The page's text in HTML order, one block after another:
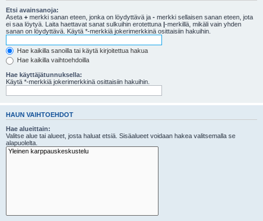
Etsi avainsanoja:
Aseta + merkki sanan eteen, jonka on löydyttävä ja - merkki sellaisen sanan eteen, jota
ei saa löytyä. Laita haettavat sanat sulkuihin erotettuna |-merkillä, mikäli vain yhden
sanan on löydyttävä. Käytä *-merkkiä jokerimerkkinä osittaisiin hakuihin.
Hae kaikilla sanoilla tai käytä kirjoitettua hakua
Hae kaikilla vaihtoehdoilla
Hae käyttäjätunnuksella:
Käytä *-merkkiä jokerimerkkinä osittaisiin hakuihin.
HAUN VAIHTOEHDOT
Hae alueittain:
Valitse alue tai alueet, josta haluat etsiä. Sisäalueet voidaan hakea valitsemalla se
alapuolelta.